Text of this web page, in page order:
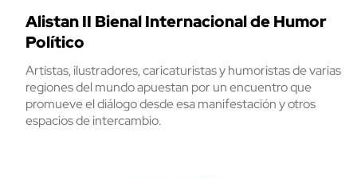
Alistan II Bienal Internacional de Humor
Político
Artistas, ilustradores, caricaturistas y humoristas de varias
regiones del mundo apuestan por un encuentro que
promueve el diálogo desde esa manifestación y otros
espacios de intercambio.